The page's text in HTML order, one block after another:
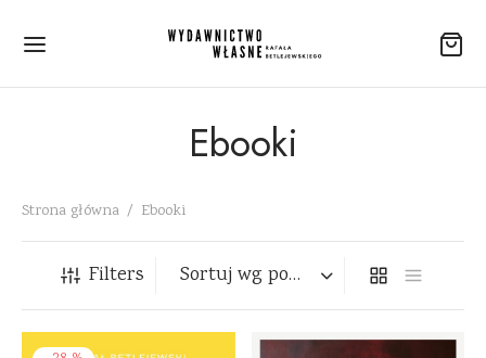
Ebooki
Strona główna / Ebooki
Filters